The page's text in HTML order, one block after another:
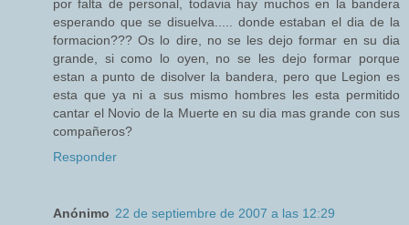
por falta de personal, todavia hay muchos en la bandera
esperando que se disuelva..... donde estaban el dia de la
formacion??? Os lo dire, no se les dejo formar en su dia
grande, si como lo oyen, no se les dejo formar porque
estan a punto de disolver la bandera, pero que Legion es
esta que ya ni a sus mismo hombres les esta permitido
cantar el Novio de la Muerte en su dia mas grande con sus
compañeros?
Responder
Anónimo 22 de septiembre de 2007 a las 12:29